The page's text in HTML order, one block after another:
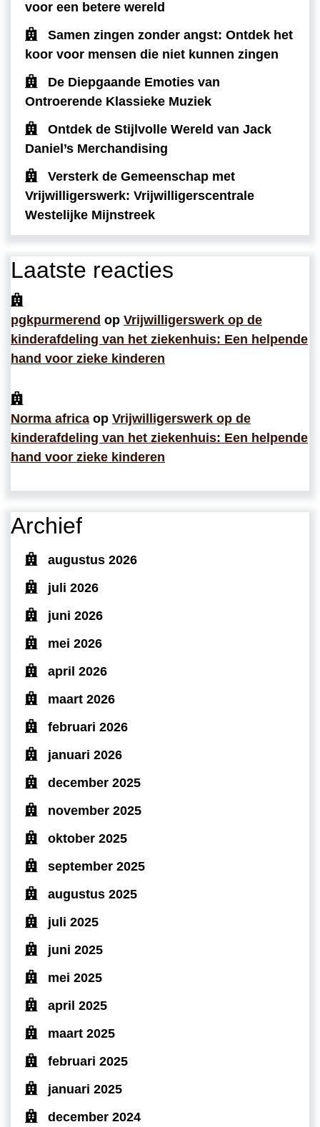
voor een betere wereld
Samen zingen zonder angst: Ontdek het
koor voor mensen die niet kunnen zingen
De Diepgaande Emoties van
Ontroerende Klassieke Muziek
Ontdek de Stijlvolle Wereld van Jack
Daniel’s Merchandising
Versterk de Gemeenschap met
Vrijwilligerswerk: Vrijwilligerscentrale
Westelijke Mijnstreek
Laatste reacties
pgkpurmerend op Vrijwilligerswerk op de
kinderafdeling van het ziekenhuis: Een helpende
hand voor zieke kinderen
Norma africa op Vrijwilligerswerk op de
kinderafdeling van het ziekenhuis: Een helpende
hand voor zieke kinderen
Archief
augustus 2026
juli 2026
juni 2026
mei 2026
april 2026
maart 2026
februari 2026
januari 2026
december 2025
november 2025
oktober 2025
september 2025
augustus 2025
juli 2025
juni 2025
mei 2025
april 2025
maart 2025
februari 2025
januari 2025
december 2024